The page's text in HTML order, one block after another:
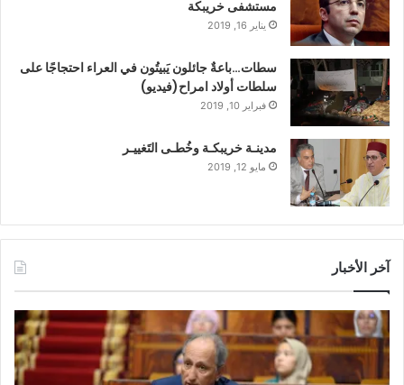
مستشفى خريبكة
يناير 16, 2019
سطات…باعةٌ جائلون يَبيتُون في العراء احتجاجًا على
سلطات أولاد امراح(فيديو)
فبراير 10, 2019
مدينـة خريبكـة وخُطـى التَغييـر
مايو 12, 2019
آخر الأخبار